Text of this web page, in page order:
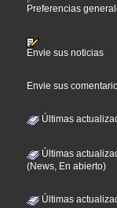
Preferencias
Envie sus noticias
Envie sus
Últimas
Últimas
(News, En abierto)
Últimas